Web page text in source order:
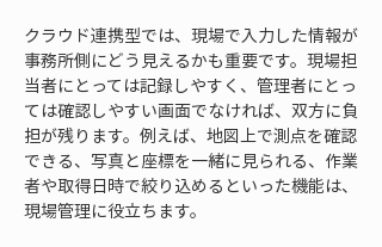
クラウド連携型では、現場で入力した情報が
事務所側にどう見えるかも重要です。現場担
当者にとっては記録しやすく、管理者にとっ
ては確認しやすい画面でなければ、双方に負
担が残ります。例えば、地図上で測点を確認
できる、写真と座標を一緒に見られる、作業
者や取得日時で絞り込めるといった機能は、
現場管理に役立ちます。